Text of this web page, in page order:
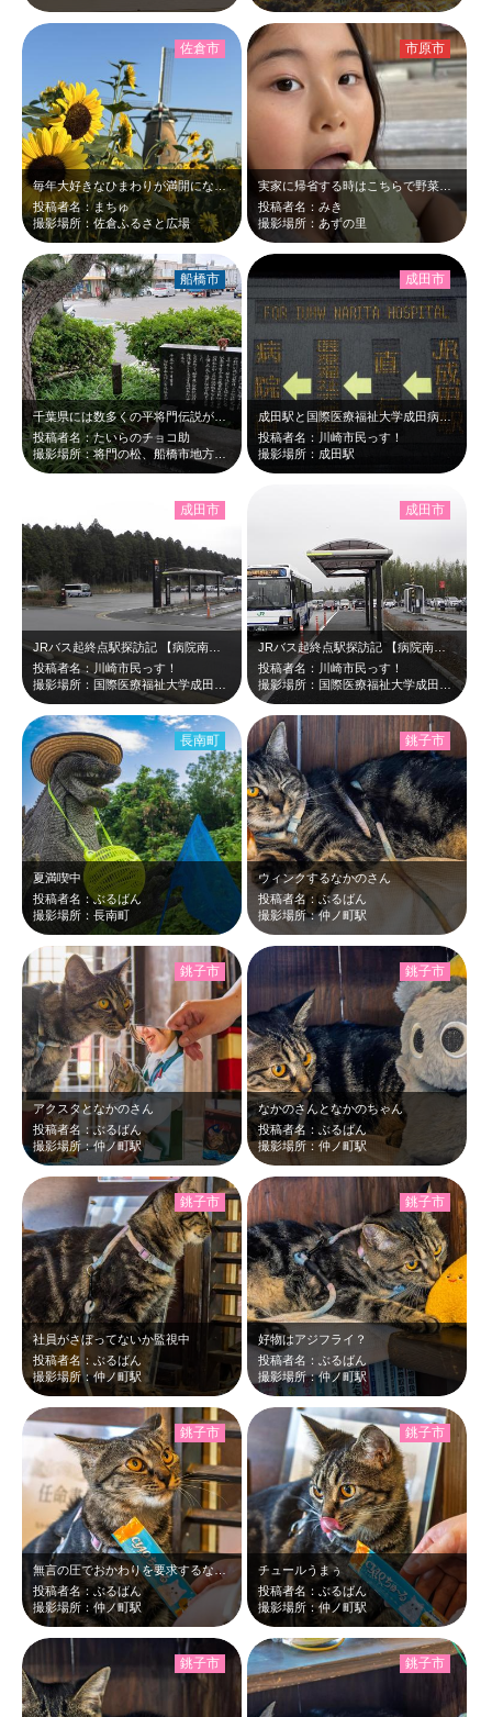
毎年大好きなひまわりが満開になるので癒されに行きます。飼っているワンコと行ける…
投稿者名：まちゅ
撮影場所：佐倉ふるさと広場
佐倉市
実家に帰省する時はこちらで野菜やフルーツをお土産として買って帰ります！何よりも…
投稿者名：みき
撮影場所：あずの里
市原市
千葉県には数多くの平将門伝説が残っています。 船橋市地方卸売市場の東側の正門…
投稿者名：たいらのチョコ助
撮影場所：将門の松、船橋市地方卸売市場、船橋市
船橋市
成田駅と国際医療福祉大学成田病院との間を走る、JRバス【国際医療福祉大学成田病…
投稿者名：川崎市民っす！
撮影場所：成田駅
成田市
JRバス起終点駅探訪記 【病院南】 成田駅と国際医療福祉大学成田病院と…
投稿者名：川崎市民っす！
成田市
JRバス起終点駅探訪記 【病院南】 成田駅と国際医療福祉大学成田病院と…
投稿者名：川崎市民っす！
撮影場所：国際医療福祉大学成田病院【病院南】バス乗降場
成田市
夏満喫中
投稿者名：ぶるばん
撮影場所：長南町
長南町
ウィンクするなかのさん
投稿者名：ぶるばん
撮影場所：仲ノ町駅
銚子市
アクスタとなかのさん
投稿者名：ぶるばん
撮影場所：仲ノ町駅
銚子市
なかのさんとなかのちゃん
投稿者名：ぶるばん
撮影場所：仲ノ町駅
銚子市
社員がさぼってないか監視中
投稿者名：ぶるばん
撮影場所：仲ノ町駅
銚子市
好物はアジフライ？
投稿者名：ぶるばん
撮影場所：仲ノ町駅
銚子市
無言の圧でおかわりを要求するなかのさん
投稿者名：ぶるばん
撮影場所：仲ノ町駅
銚子市
チュールうまぅ
投稿者名：ぶるばん
撮影場所：仲ノ町駅
銚子市
銚子市 銚子市